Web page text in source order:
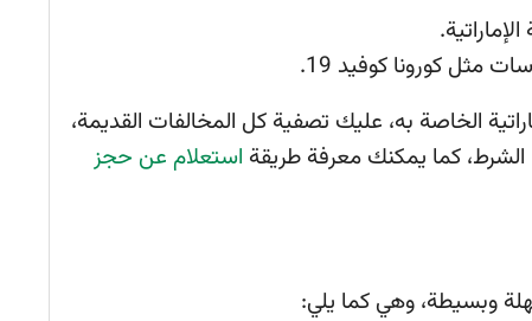
مثل كورونا كوفيد 19.
الخاصة به، عليك تصفية كل المخالفات القديمة،
الشرط، كما يمكنك معرفة طريقة استعلام عن حجز
وبسيطة، وهي كما يلي: